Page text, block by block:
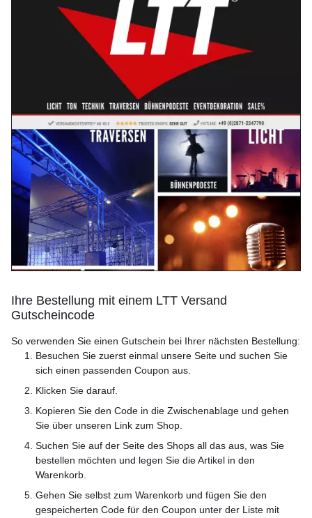
Ihre Bestellung mit einem LTT Versand
Gutscheincode
So verwenden Sie einen Gutschein bei Ihrer nächsten Bestellung:
Besuchen Sie zuerst einmal unsere Seite und suchen Sie
sich einen passenden Coupon aus.
Klicken Sie darauf.
Kopieren Sie den Code in die Zwischenablage und gehen
Sie über unseren Link zum Shop.
Suchen Sie auf der Seite des Shops all das aus, was Sie
bestellen möchten und legen Sie die Artikel in den
Warenkorb.
Gehen Sie selbst zum Warenkorb und fügen Sie den
gespeicherten Code für den Coupon unter der Liste mit